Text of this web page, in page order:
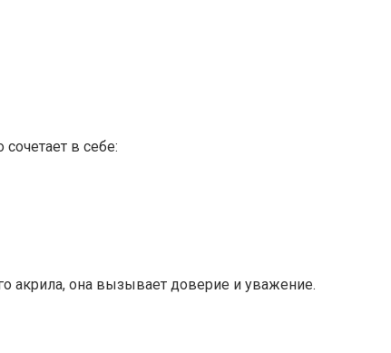
в себе:
акрила, она вызывает доверие и уважение.